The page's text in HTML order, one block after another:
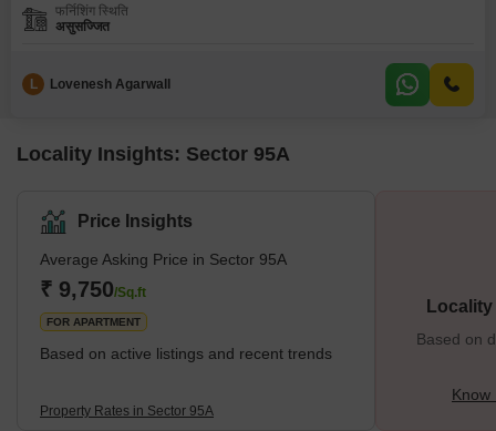
फर्निशिंग स्थिति
असुसज्जित
L Lovenesh Agarwall
Locality Insights: Sector 95A
Price Insights
Average Asking Price in Sector 95A
₹ 9,750/Sq.ft
FOR APARTMENT
Based on active listings and recent trends
Property Rates in Sector 95A
Based on
Know